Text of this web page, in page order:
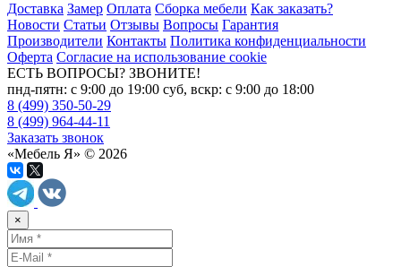
Доставка Замер Оплата Сборка мебели Как заказать?
Новости Статьи Отзывы Вопросы Гарантия
Производители Контакты Политика конфиденциальности
Оферта Согласие на использование cookie
ЕСТЬ ВОПРОСЫ? ЗВОНИТЕ!
пнд-пятн: с 9:00 до 19:00 суб, вскр: с 9:00 до 18:00
8 (499) 350-50-29
8 (499) 964-44-11
Заказать звонок
«Мебель Я» © 2026
×